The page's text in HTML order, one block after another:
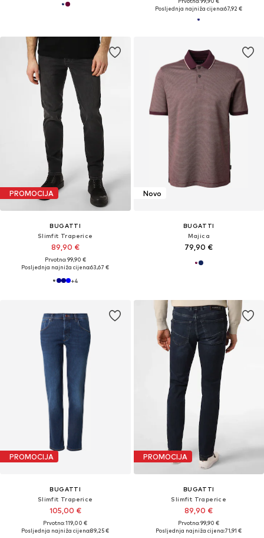
Posljednja najniža cijena:67,92 €
PROMOCIJA
BUGATTI
Slimfit Traperice
89,90 €
Prvotno: 99,90 €
Posljednja najniža cijena:63,67 €
+4
Novo
BUGATTI
Majica
79,90 €
PROMOCIJA
BUGATTI
Slimfit Traperice
105,00 €
Prvotno: 119,00 €
Posljednja najniža cijena:89,25 €
PROMOCIJA
BUGATTI
Slimfit Traperice
89,90 €
Prvotno: 99,90 €
Posljednja najniža cijena:71,91 €